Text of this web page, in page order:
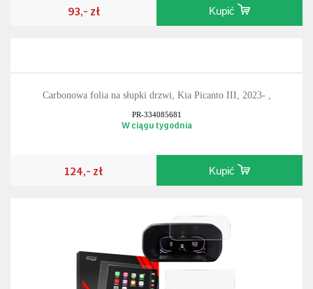
93,- zł Kupić
Carbonowa folia na słupki drzwi, Kia Picanto III, 2023- ,
PR-334085681
W ciągu tygodnia
124,- zł Kupić